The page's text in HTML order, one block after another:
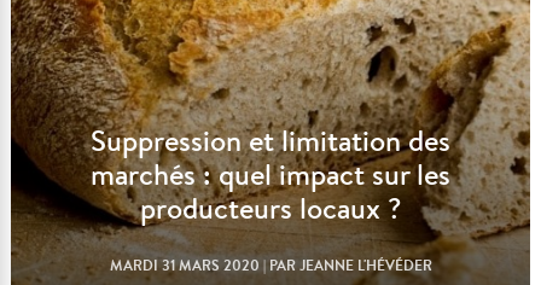
Suppression et limitation des
marchés : quel impact sur les
producteurs locaux ?
MARDI 31 MARS 2020 | PAR JEANNE L'HÉVÉDER